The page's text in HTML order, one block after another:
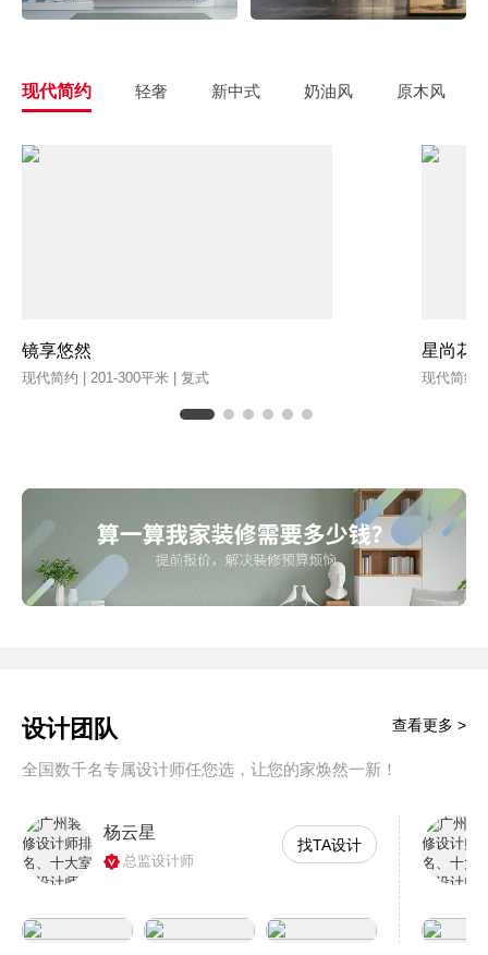
现代简约 轻奢 新中式 奶油风 原木风
镜享悠然
现代简约 | 201-300平米 | 复式
星尚花
现代简约
设计团队
全国数千名专属设计师任您选，让您的家焕然一新！
查看更多 >
杨云星
总监设计师
找TA设计